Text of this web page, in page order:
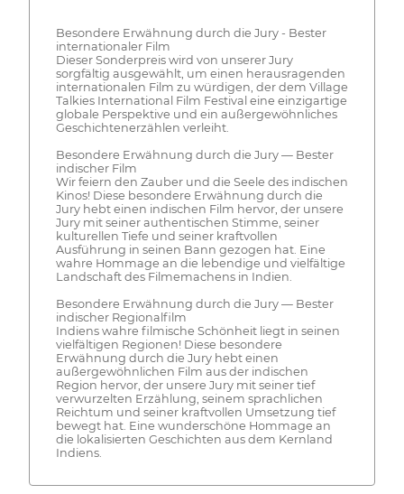
Besondere Erwähnung durch die Jury - Bester
internationaler Film
Dieser Sonderpreis wird von unserer Jury
sorgfältig ausgewählt, um einen herausragenden
internationalen Film zu würdigen, der dem Village
Talkies International Film Festival eine einzigartige
globale Perspektive und ein außergewöhnliches
Geschichtenerzählen verleiht.
Besondere Erwähnung durch die Jury — Bester
indischer Film
Wir feiern den Zauber und die Seele des indischen
Kinos! Diese besondere Erwähnung durch die
Jury hebt einen indischen Film hervor, der unsere
Jury mit seiner authentischen Stimme, seiner
kulturellen Tiefe und seiner kraftvollen
Ausführung in seinen Bann gezogen hat. Eine
wahre Hommage an die lebendige und vielfältige
Landschaft des Filmemachens in Indien.
Besondere Erwähnung durch die Jury — Bester
indischer Regionalfilm
Indiens wahre filmische Schönheit liegt in seinen
vielfältigen Regionen! Diese besondere
Erwähnung durch die Jury hebt einen
außergewöhnlichen Film aus der indischen
Region hervor, der unsere Jury mit seiner tief
verwurzelten Erzählung, seinem sprachlichen
Reichtum und seiner kraftvollen Umsetzung tief
bewegt hat. Eine wunderschöne Hommage an
die lokalisierten Geschichten aus dem Kernland
Indiens.